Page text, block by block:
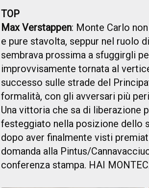
TOP
Max Verstappen: Monte Carlo
e pure stavolta, seppur nel ruolo
sembrava prossima a sfuggirgli
improvvisamente tornata al
successo sulle strade del
formalità, con gli avversari più
Una vittoria che sa di liberazione
festeggiato nella posizione dello
dopo aver finalmente visti
domanda alla Pintus/
conferenza stampa. HAI